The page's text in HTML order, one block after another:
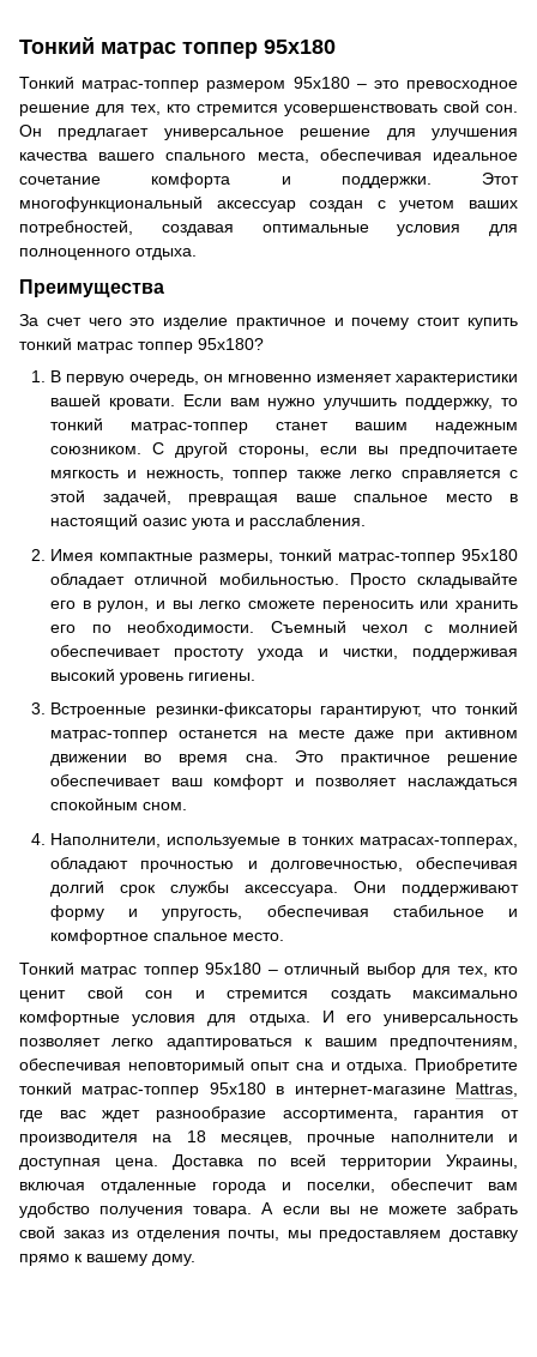
Тонкий матрас топпер 95х180
Тонкий матрас-топпер размером 95х180 – это превосходное
решение для тех, кто стремится усовершенствовать свой сон.
Он предлагает универсальное решение для улучшения
качества вашего спального места, обеспечивая идеальное
сочетание комфорта и поддержки. Этот
многофункциональный аксессуар создан с учетом ваших
потребностей, создавая оптимальные условия для
полноценного отдыха.
Преимущества
За счет чего это изделие практичное и почему стоит купить
тонкий матрас топпер 95х180?
В первую очередь, он мгновенно изменяет характеристики
вашей кровати. Если вам нужно улучшить поддержку, то
тонкий матрас-топпер станет вашим надежным
союзником. С другой стороны, если вы предпочитаете
мягкость и нежность, топпер также легко справляется с
этой задачей, превращая ваше спальное место в
настоящий оазис уюта и расслабления.
Имея компактные размеры, тонкий матрас-топпер 95х180
обладает отличной мобильностью. Просто складывайте
его в рулон, и вы легко сможете переносить или хранить
его по необходимости. Съемный чехол с молнией
обеспечивает простоту ухода и чистки, поддерживая
высокий уровень гигиены.
Встроенные резинки-фиксаторы гарантируют, что тонкий
матрас-топпер останется на месте даже при активном
движении во время сна. Это практичное решение
обеспечивает ваш комфорт и позволяет наслаждаться
спокойным сном.
Наполнители, используемые в тонких матрасах-топперах,
обладают прочностью и долговечностью, обеспечивая
долгий срок службы аксессуара. Они поддерживают
форму и упругость, обеспечивая стабильное и
комфортное спальное место.
Тонкий матрас топпер 95х180 – отличный выбор для тех, кто
ценит свой сон и стремится создать максимально
комфортные условия для отдыха. И его универсальность
позволяет легко адаптироваться к вашим предпочтениям,
обеспечивая неповторимый опыт сна и отдыха. Приобретите
тонкий матрас-топпер 95х180 в интернет-магазине Mattras
где вас ждет разнообразие ассортимента, гарантия от
производителя на 18 месяцев, прочные наполнители и
доступная цена. Доставка по всей территории Украины,
включая отдаленные города и поселки, обеспечит вам
удобство получения товара. А если вы не можете забрать
свой заказ из отделения почты, мы предоставляем доставку
прямо к вашему дому.